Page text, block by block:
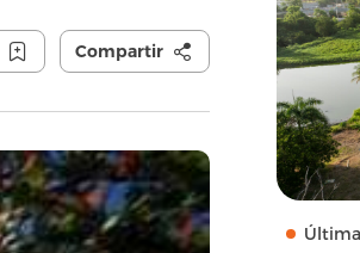
Compartir